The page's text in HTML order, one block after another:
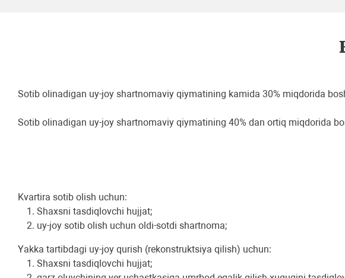
Sotib olinadigan uy-joy shartnomaviy qiymatining kamida 30% miqdorida
Sotib olinadigan uy-joy shartnomaviy qiymatining 40% dan ortiq miqdorida
Kvartira sotib olish uchun:
Shaxsni tasdiqlovchi hujjat;
uy-joy sotib olish uchun oldi-sotdi shartnoma;
Yakka tartibdagi uy-joy qurish (rekonstruktsiya qilish) uchun:
Shaxsni tasdiqlovchi hujjat;